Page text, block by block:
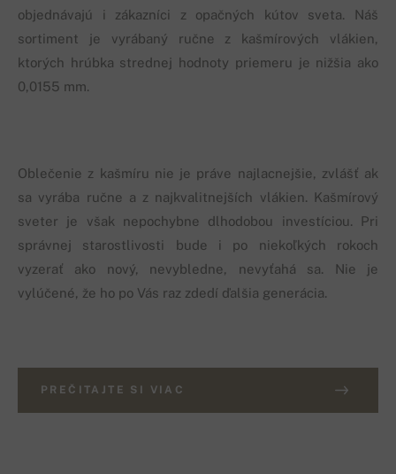
objednávajú i zákazníci z opačných kútov sveta. Náš
sortiment je vyrábaný ručne z kašmírových vlákien,
ktorých hrúbka strednej hodnoty priemeru je nižšia ako
0,0155 mm.
Oblečenie z kašmíru nie je práve najlacnejšie, zvlášť ak
sa vyrába ručne a z najkvalitnejších vlákien. Kašmírový
sveter je však nepochybne dlhodobou investíciou. Pri
správnej starostlivosti bude i po niekoľkých rokoch
vyzerať ako nový, nevybledne, nevyťahá sa. Nie je
vylúčené, že ho po Vás raz zdedí ďalšia generácia.
PREČITAJTE SI VIAC